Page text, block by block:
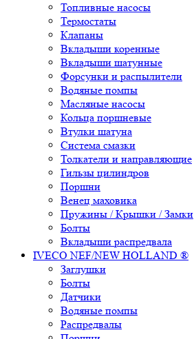
Топливные насосы
Термостаты
Клапаны
Вкладыши коренные
Вкладыши шатунные
Форсунки и распылители
Водяные помпы
Масляные насосы
Кольца поршневые
Втулки шатуна
Система смазки
Толкатели и направляющие
Гильзы цилиндров
Поршни
Венец маховика
Пружины / Крышки / Замки
Болты
Вкладыши распредвала
IVECO NEF/NEW HOLLAND ®
Заглушки
Болты
Датчики
Водяные помпы
Распредвалы